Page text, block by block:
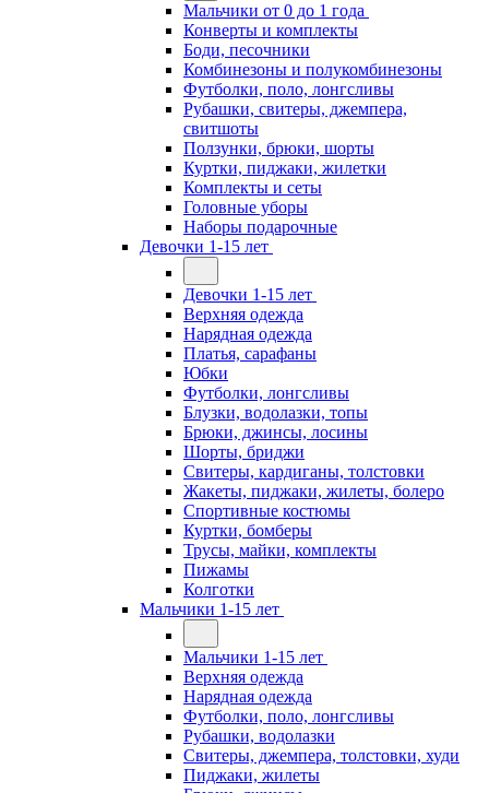
Мальчики от 0 до 1 года
Конверты и комплекты
Боди, песочники
Комбинезоны и полукомбинезоны
Футболки, поло, лонгсливы
Рубашки, свитеры, джемпера,
свитшоты
Ползунки, брюки, шорты
Куртки, пиджаки, жилетки
Комплекты и сеты
Головные уборы
Наборы подарочные
Девочки 1-15 лет
Девочки 1-15 лет
Верхняя одежда
Нарядная одежда
Платья, сарафаны
Юбки
Футболки, лонгсливы
Блузки, водолазки, топы
Брюки, джинсы, лосины
Шорты, бриджи
Свитеры, кардиганы, толстовки
Жакеты, пиджаки, жилеты, болеро
Спортивные костюмы
Куртки, бомберы
Трусы, майки, комплекты
Пижамы
Колготки
Мальчики 1-15 лет
Мальчики 1-15 лет
Верхняя одежда
Нарядная одежда
Футболки, поло, лонгсливы
Рубашки, водолазки
Свитеры, джемпера, толстовки, худи
Пиджаки, жилеты